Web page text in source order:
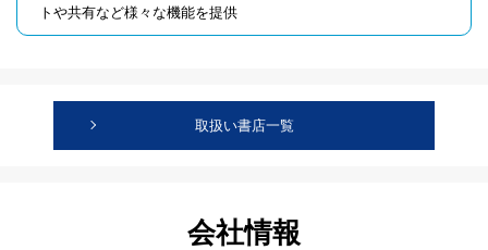
トや共有など様々な機能を提供
取扱い書店一覧
会社情報